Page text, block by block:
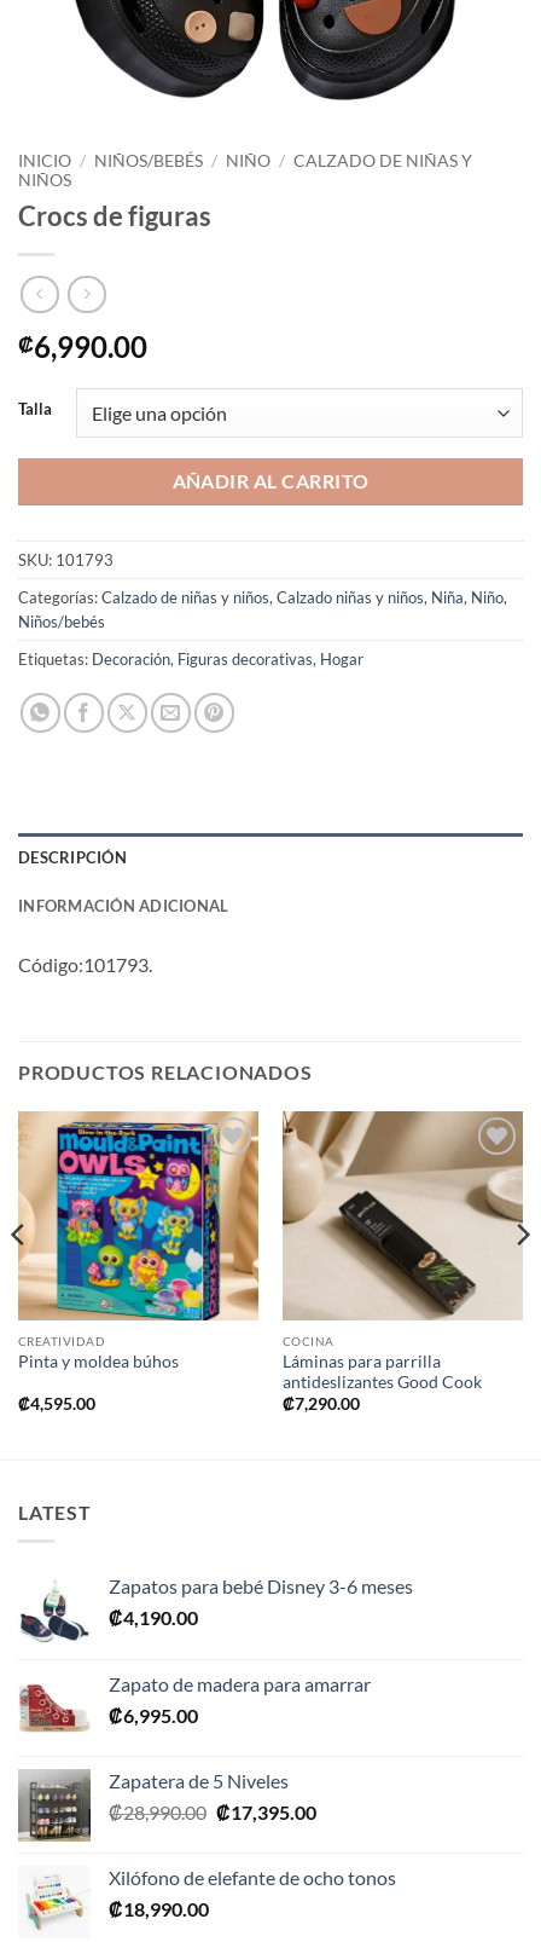
INICIO / NIÑOS/BEBÉS / NIÑO / CALZADO DE NIÑAS Y
NIÑOS
Crocs de figuras
₡6,990.00
Talla
AÑADIR AL CARRITO
SKU: 101793
Categorías:Calzado de niñas y niños,Calzado niñas y niños, Niña, Niño,
Niños/bebés
Etiquetas: Decoración, Figuras decorativas, Hogar
DESCRIPCIÓN
INFORMACIÓN ADICIONAL
Código:101793.
PRODUCTOS RELACIONADOS
Añadir
a la
lista de
deseos
CREATIVIDAD
Pinta y moldea búhos
₡4,595.00
Añadir
a la
lista de
deseos
COCINA
Láminas para parrilla
antideslizantes Good Cook
₡7,290.00
LATEST
Zapatos para bebé Disney 3-6 meses
₡4,190.00
Zapato de madera para amarrar
₡6,995.00
Zapatera de 5 Niveles
₡28,990.00 El
era:
₡17,395.00El
es:
Xilófono de elefante de ocho tonos
₡18,990.00